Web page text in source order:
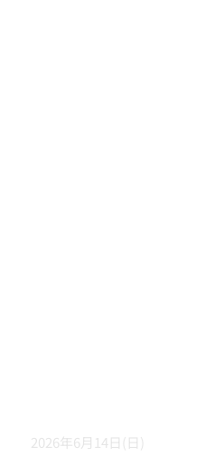
2026年6月14日(日)